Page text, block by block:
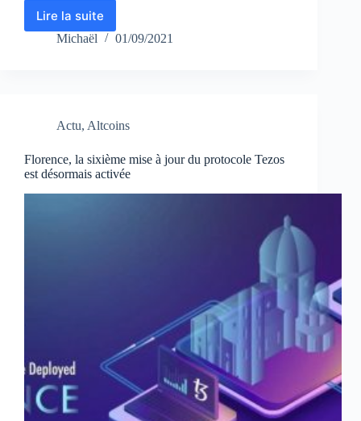
Lire la suite
Smartlink
annonce
génération
Tezos
Michaël 01/09/2021
Actu, Altcoins
Florence, la sixième mise à jour du protocole Tezos
est désormais activée